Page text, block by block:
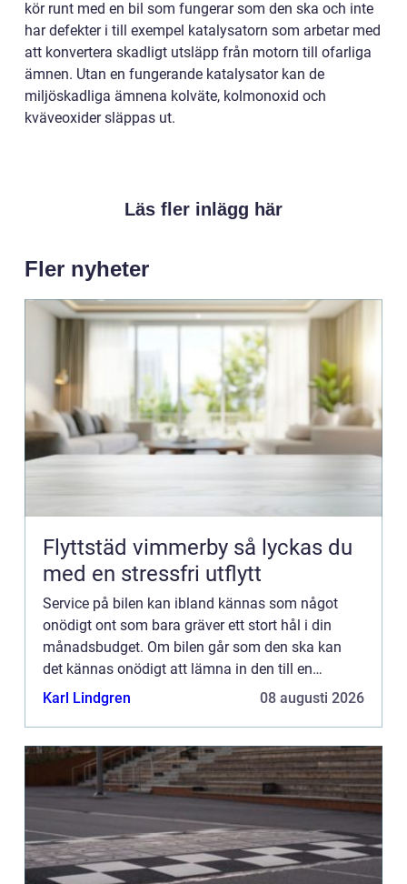
kör runt med en bil som fungerar som den ska och inte
har defekter i till exempel katalysatorn som arbetar med
att konvertera skadligt utsläpp från motorn till ofarliga
ämnen. Utan en fungerande katalysator kan de
miljöskadliga ämnena kolväte, kolmonoxid och
kväveoxider släppas ut.
Läs fler inlägg här
Fler nyheter
Flyttstäd vimmerby så lyckas du
med en stressfri utflytt
Service på bilen kan ibland kännas som något
onödigt ont som bara gräver ett stort hål i din
månadsbudget. Om bilen går som den ska kan
det kännas onödigt att lämna in den till en
verkstad, ...
Karl Lindgren 08 augusti 2026